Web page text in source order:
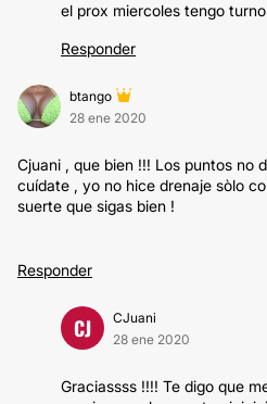
el prox miercoles tengo
Responder
btango
28 ene 2020
Cjuani , que bien !!! Los puntos no
cuídate , yo no hice drenaje sòlo
suerte que sigas bien !
Responder
CJ
CJuani
28 ene 2020
Graciassss !!!! Te digo que